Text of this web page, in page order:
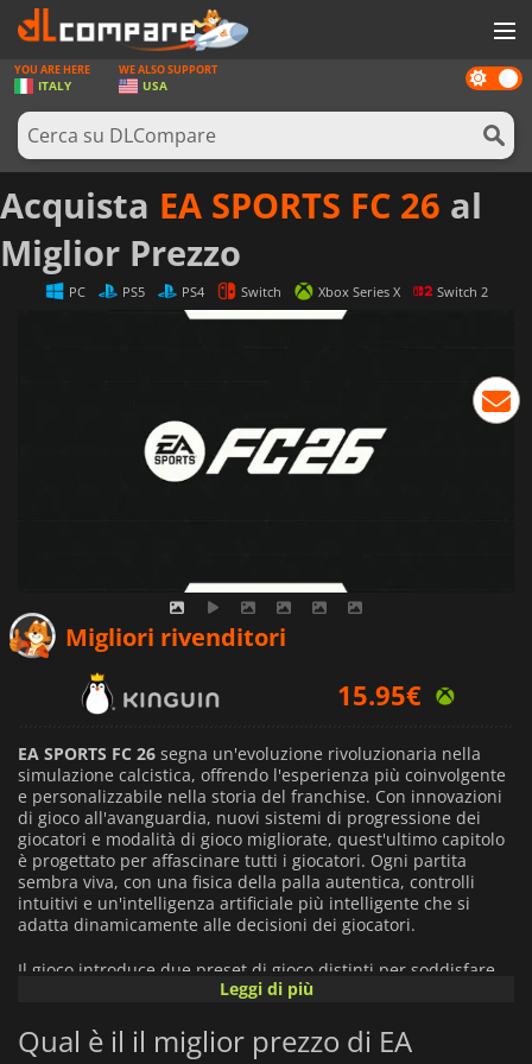
GIOCHI
PREPAGATE
SOFTWARE
REWARDS
HARDWARE
Dark
mode
YOU ARE HERE
ITALY
WE ALSO SUPPORT
USA
Acquista EA SPORTS FC 26 al
Miglior Prezzo
PC PS5 PS4 Switch Xbox Series X Switch 2
Migliori rivenditori
15.95€
20.09€
EA SPORTS FC 26 segna un'evoluzione rivoluzionaria nella
simulazione calcistica, offrendo l'esperienza più coinvolgente
e personalizzabile nella storia del franchise. Con innovazioni
di gioco all'avanguardia, nuovi sistemi di progressione dei
giocatori e modalità di gioco migliorate, quest'ultimo capitolo
è progettato per affascinare tutti i giocatori. Ogni partita
sembra viva, con una fisica della palla autentica, controlli
intuitivi e un'intelligenza artificiale più intelligente che si
adatta dinamicamente alle decisioni dei giocatori.
Il gioco introduce due preset di gioco distinti per soddisfare
modalità Autentica
posizionamento avanzata e interazioni con la palla ricche di
sfumature. Questa modalità è ideale per le esperienze offline
Leggi di più
Qual è il il miglior prezzo di EA